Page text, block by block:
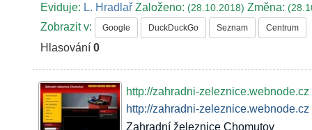
Eviduje: L. Hradlař Založeno:(28.10.2018)Změna:
Zobrazit v: Google DuckDuckGo Seznam Centrum
Hlasování0
http://zahradni-zeleznice.webnode.cz
http://zahradni-zeleznice.webnode.cz
Zahradní železnice Chomutov